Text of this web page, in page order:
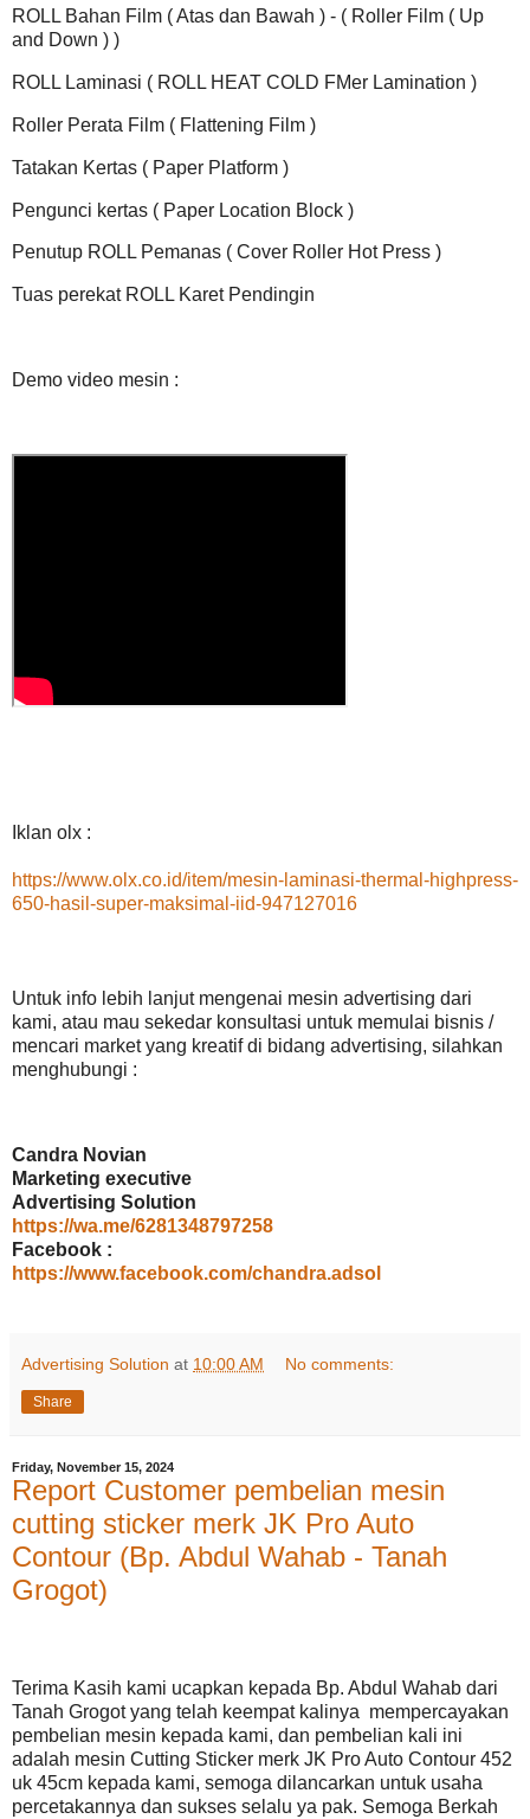
ROLL Bahan Film ( Atas dan Bawah ) - ( Roller Film ( Up
and Down ) )
ROLL Laminasi ( ROLL HEAT COLD FMer Lamination )
Roller Perata Film ( Flattening Film )
Tatakan Kertas ( Paper Platform )
Pengunci kertas ( Paper Location Block )
Penutup ROLL Pemanas ( Cover Roller Hot Press )
Tuas perekat ROLL Karet Pendingin
Demo video mesin :
Iklan olx :
https://www.olx.co.id/item/mesin-laminasi-thermal-highpress-
650-hasil-super-maksimal-iid-947127016
Untuk info lebih lanjut mengenai mesin advertising dari
kami, atau mau sekedar konsultasi untuk memulai bisnis /
mencari market yang kreatif di bidang advertising, silahkan
menghubungi :
Candra Novian
Marketing executive
Advertising Solution
https://wa.me/6281348797258
Facebook :
https://www.facebook.com/chandra.adsol
Advertising Solution at 10:00 AM No comments:
Share
Friday, November 15, 2024
Report Customer pembelian mesin
cutting sticker merk JK Pro Auto
Contour (Bp. Abdul Wahab - Tanah
Grogot)
Terima Kasih kami ucapkan kepada Bp. Abdul Wahab dari
Tanah Grogot yang telah keempat kalinya mempercayakan
pembelian mesin kepada kami, dan pembelian kali ini
adalah mesin Cutting Sticker merk JK Pro Auto Contour 452
uk 45cm kepada kami, semoga dilancarkan untuk usaha
percetakannya dan sukses selalu ya pak. Semoga Berkah